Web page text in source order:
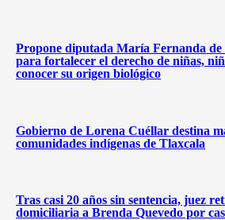
Propone diputada María Fernanda
para fortalecer el derecho de niñas,
conocer su origen biológico
Gobierno de Lorena Cuéllar destina
comunidades indígenas de Tlaxcala
Tras casi 20 años sin sentencia, juez
domiciliaria a Brenda Quevedo por